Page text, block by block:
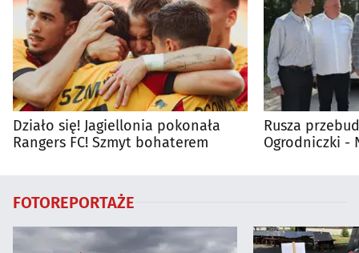
Działo się! Jagiellonia pokonała
Rangers FC! Szmyt bohaterem
Rusza
Ogrodniczki -
FOTOREPORTAŻE